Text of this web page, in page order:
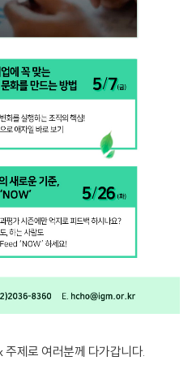
제로 여러분께 다가갑니다.